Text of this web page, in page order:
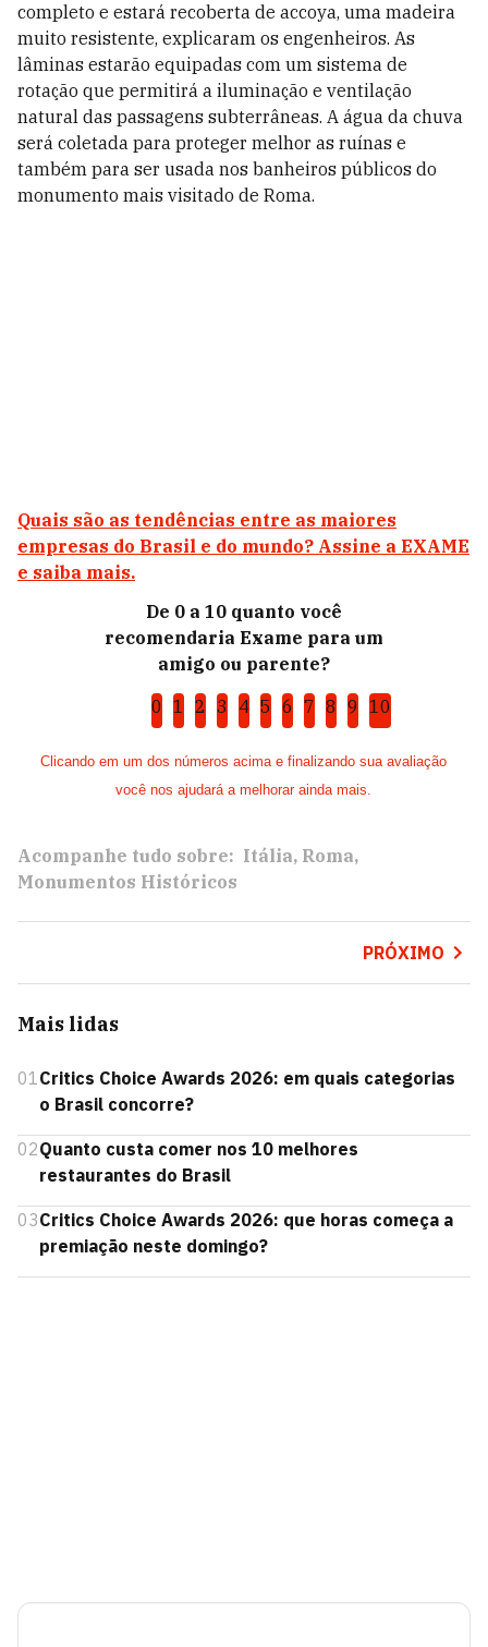
completo e estará recoberta de accoya, uma madeira
muito resistente, explicaram os engenheiros. As
lâminas estarão equipadas com um sistema de
rotação que permitirá a iluminação e ventilação
natural das passagens subterrâneas. A água da chuva
será coletada para proteger melhor as ruínas e
também para ser usada nos banheiros públicos do
monumento mais visitado de Roma.
Quais são as tendências entre as maiores
empresas do Brasil e do mundo? Assine a EXAME
e saiba mais.
De 0 a 10 quanto você
recomendaria Exame para um
amigo ou parente?
0 1 2 3 4 5 6 7 8 9 10
Clicando em um dos números acima e finalizando sua avaliação
você nos ajudará a melhorar ainda mais.
Acompanhe tudo sobre: Itália Roma
Monumentos Históricos
PRÓXIMO
Mais lidas
01Critics Choice Awards 2026: em quais categorias
o Brasil concorre?
02Quanto custa comer nos 10 melhores
restaurantes do Brasil
03Critics Choice Awards 2026: que horas começa a
premiação neste domingo?